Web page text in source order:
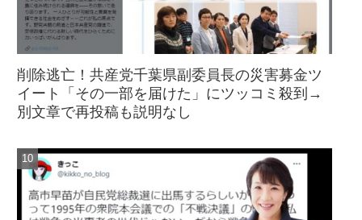
削除逃亡！共産党千葉県副委員長の災害募金ツ
イート「その一部を届けた」にツッコミ殺到→
別文章で再投稿も説明なし